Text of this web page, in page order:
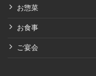
お惣菜
お食事
ご宴会